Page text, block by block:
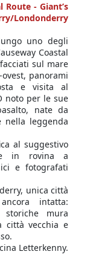
Route - Giant’s
Londonderry
uno degli
Coastal
sul mare
panorami
e visita al
noto per le sue
nate da
nella leggenda
al suggestivo
in rovina a
e fotografati
unica città
intatta:
mura
città vecchia e
Letterkenny.